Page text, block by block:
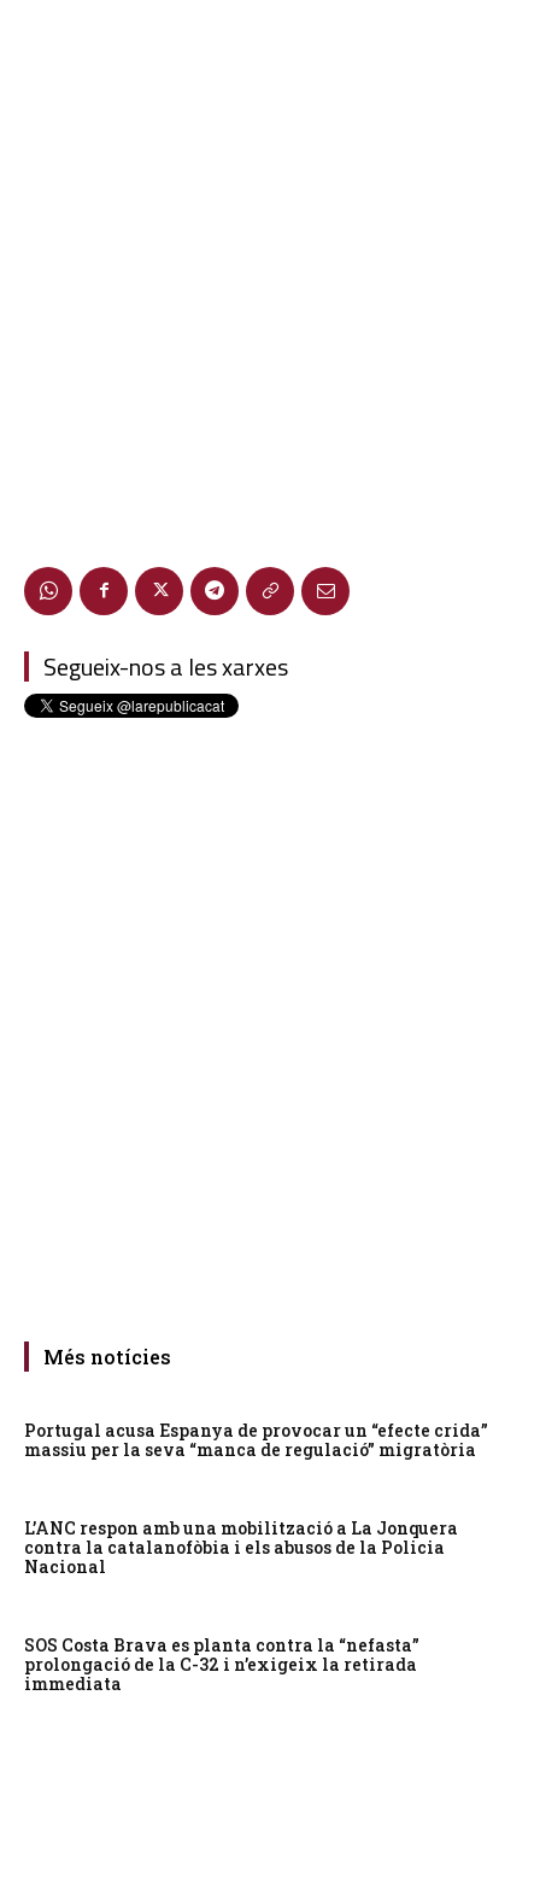
Segueix-nos a les xarxes
Més notícies
Portugal acusa Espanya de provocar un “efecte crida”
massiu per la seva “manca de regulació” migratòria
L’ANC respon amb una mobilització a La Jonquera
contra la catalanofòbia i els abusos de la Policia
Nacional
SOS Costa Brava es planta contra la “nefasta”
prolongació de la C-32 i n’exigeix la retirada
immediata